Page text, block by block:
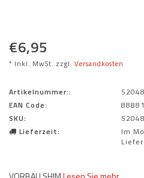
€6,95
* Inkl. MwSt. zzgl. Versandkosten
Artikelnummer::
EAN Code:
SKU:
Lieferzeit:
Im